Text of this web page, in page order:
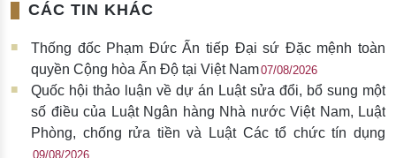
CÁC TIN KHÁC
Thống đốc Phạm Đức Ấn tiếp Đại sứ Đặc mệnh toàn
quyền Cộng hòa Ấn Độ tại Việt Nam07/08/2026
Quốc hội thảo luận về dự án Luật sửa đổi, bổ sung một
số điều của Luật Ngân hàng Nhà nước Việt Nam, Luật
Phòng, chống rửa tiền và Luật Các tổ chức tín dụng
09/08/2026